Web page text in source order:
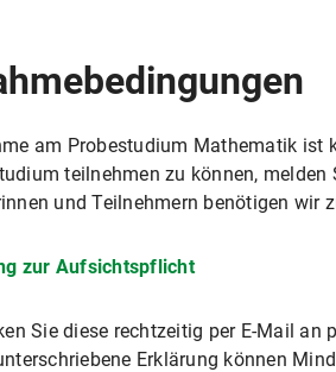
am Probestudium Mathematik ist
teilnehmen zu können,
und Teilnehmern benötigen wir
zur Aufsichtspflicht
Sie diese rechtzeitig per E-Mail
Erklärung können